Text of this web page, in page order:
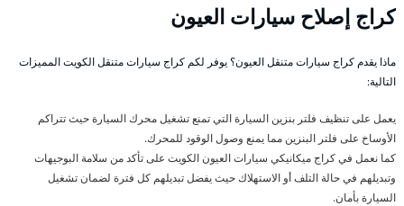
كراج إصلاح سيارات العيون
ماذا يقدم كراج سيارات متنقل العيون؟ يوفر لكم كراج سيارات متنقل الكويت المميزات
التالية:
يعمل على تنظيف فلتر بنزين السيارة التي تمنع تشغيل محرك السيارة حيث تتراكم
الأوساخ على فلتر البنزين مما يمنع وصول الوقود للمحرك.
كما نعمل في كراج ميكانيكي سيارات العيون الكويت على تأكد من سلامة البوجيهات
وتبديلهم في حالة التلف أو الاستهلاك حيث يفضل تبديلهم كل فترة لضمان تشغيل
السيارة بأمان.